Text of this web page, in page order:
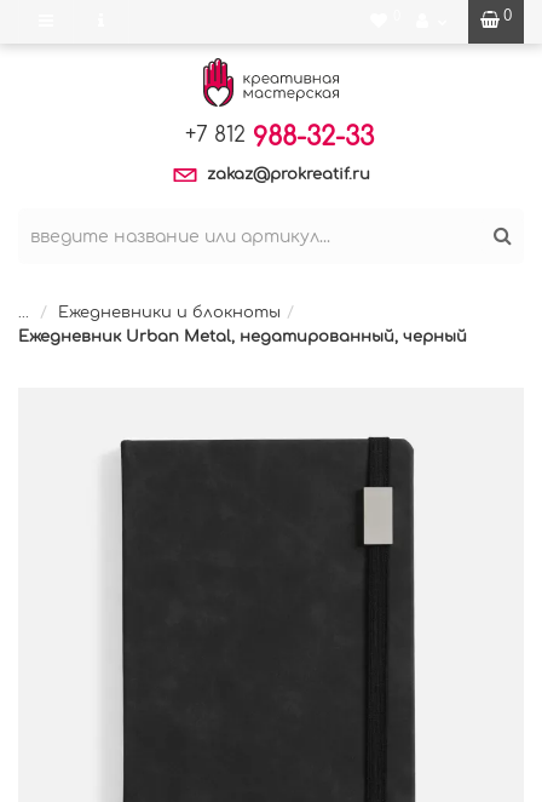
0
+7 812 988-32-33
zakaz@prokreatif.ru
...
Ежедневники и блокноты
Ежедневник Urban Metal, недатированный, черный